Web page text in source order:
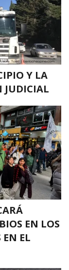
Y LA
JUDICIAL
EN LOS
EN EL